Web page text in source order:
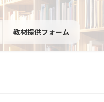
教材提供フォーム